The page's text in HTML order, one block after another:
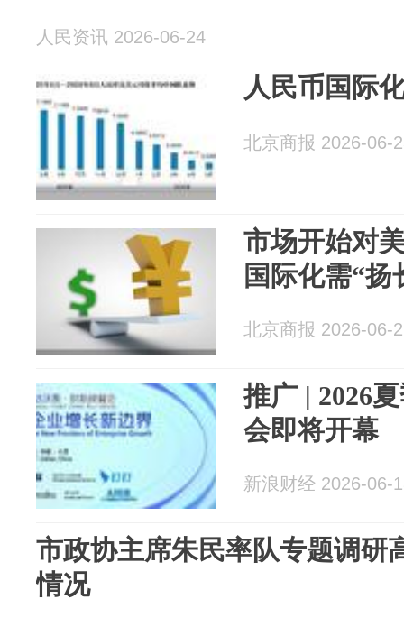
人民资讯 2026-06-24
人民币国际
北京商报 2026-06-
市场开始对
国际化需“扬
北京商报 2026-06-
推广 | 2026
会即将开幕
新浪财经 2026-06-
市政协主席朱民率队专题调研
情况